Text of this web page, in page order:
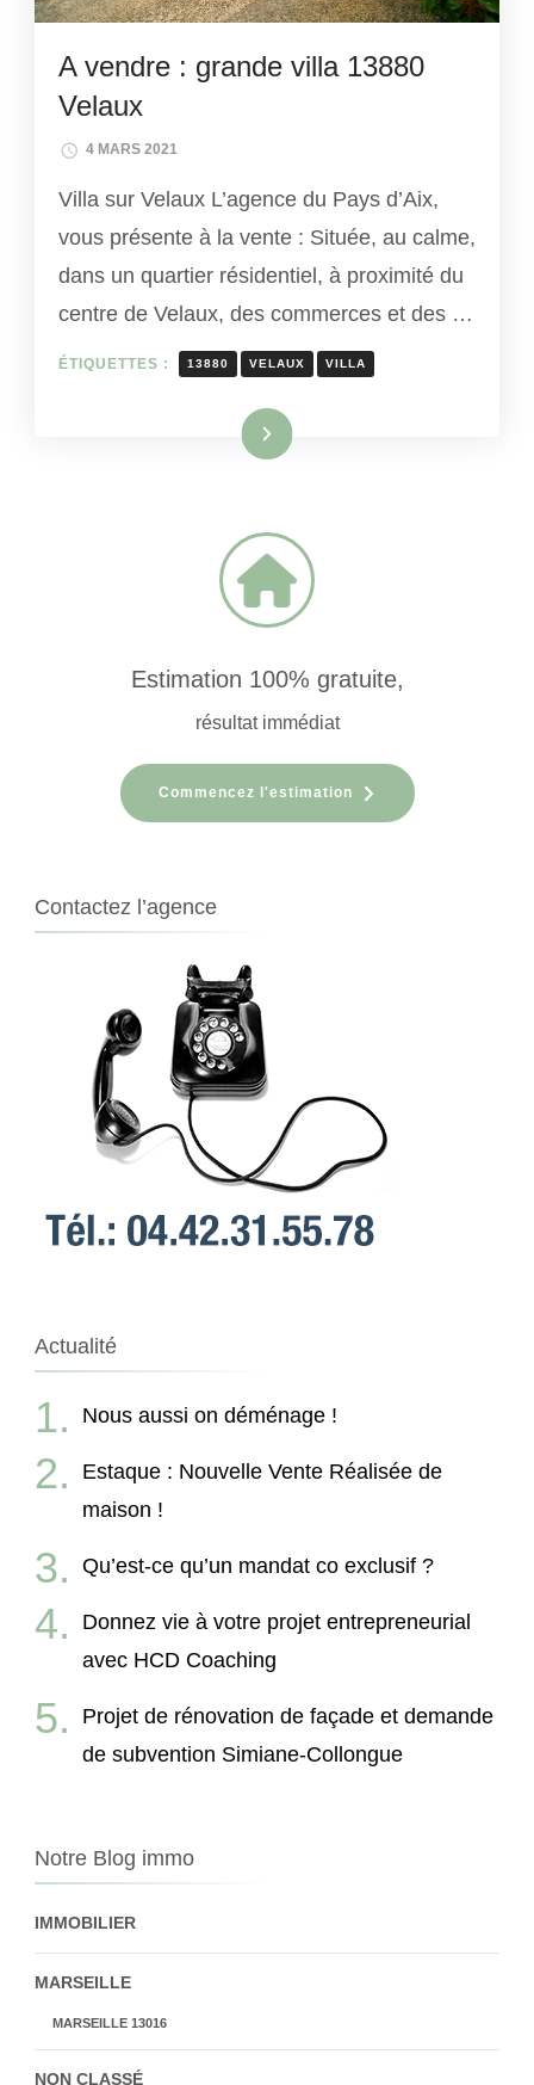
A vendre : grande villa 13880
Velaux
4 MARS 2021
Villa sur Velaux L’agence du Pays d’Aix,
vous présente à la vente : Située, au calme,
dans un quartier résidentiel, à proximité du
centre de Velaux, des commerces et des …
ÉTIQUETTES : 13880 VELAUX VILLA
Lire la suite
Estimation 100% gratuite,
résultat immédiat
Commencez l'estimation
Contactez l’agence
Actualité
Nous aussi on déménage !
Estaque : Nouvelle Vente Réalisée de
maison !
Qu’est-ce qu’un mandat co exclusif ?
Donnez vie à votre projet entrepreneurial
avec HCD Coaching
Projet de rénovation de façade et demande
de subvention Simiane-Collongue
Notre Blog immo
IMMOBILIER
MARSEILLE
MARSEILLE 13016
NON CLASSÉ